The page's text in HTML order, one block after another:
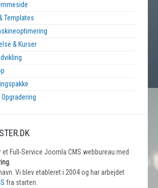
Templates
& Kurser
et Full-Service Joomla CMS webbureau med
Vi blev etableret i 2004 og har arbejdet
fra starten.